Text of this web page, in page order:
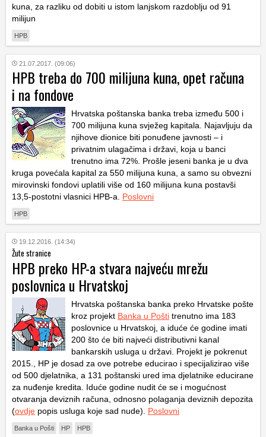
kuna, za razliku od dobiti u istom lanjskom razdoblju od 91
milijun
HPB
21.07.2017. (09:06)
HPB treba do 700 milijuna kuna, opet računa
i na fondove
Hrvatska poštanska banka treba između 500 i
700 milijuna kuna svježeg kapitala. Najavljuju da
njihove dionice biti ponuđene javnosti – i
privatnim ulagačima i državi, koja u banci
trenutno ima 72%. Prošle jeseni banka je u dva
kruga povećala kapital za 550 milijuna kuna, a samo su obvezni
mirovinski fondovi uplatili više od 160 milijuna kuna postavši
13,5-postotni vlasnici HPB-a. Poslovni
HPB
19.12.2016. (14:34)
Žute stranice
HPB preko HP-a stvara najveću mrežu
poslovnica u Hrvatskoj
Hrvatska poštanska banka preko Hrvatske pošte
kroz projekt Banka u Pošti trenutno ima 183
poslovnice u Hrvatskoj, a iduće će godine imati
200 što će biti najveći distributivni kanal
bankarskih usluga u državi. Projekt je pokrenut
2015., HP je dosad za ove potrebe educirao i specijalizirao više
od 500 djelatnika, a 131 poštanski ured ima djelatnike educirane
za nuđenje kredita. Iduće godine nudit će se i mogućnost
otvaranja deviznih računa, odnosno polaganja deviznih depozita
(ovdje popis usluga koje sad nude). Poslovni
Banka u Pošti HP HPB